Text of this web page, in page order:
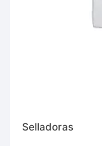
Selladoras